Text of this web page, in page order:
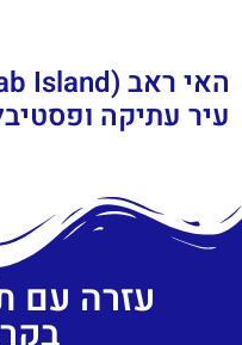
עיר עתיקה
עזרה עם